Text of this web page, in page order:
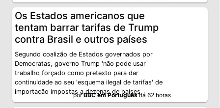
Os Estados americanos que
tentam barrar tarifas de Trump
contra Brasil e outros países
Segundo coalizão de Estados governados por
Democratas, governo Trump 'não pode usar
trabalho forçado como pretexto para dar
continuidade ao seu 'esquema ilegal de tarifas' de
importação impostas a dezenas de países.
porBBC em Portuguêshá 62 horas